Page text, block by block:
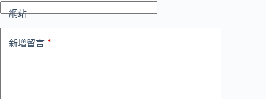
網站
新增留言 *